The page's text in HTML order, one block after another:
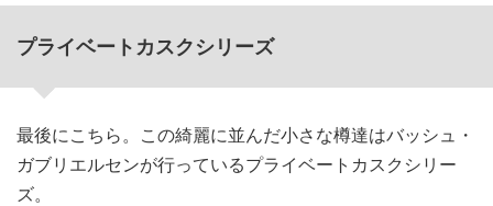
プライベートカスクシリーズ
最後にこちら。この綺麗に並んだ小さな樽達はバッシュ・
ガブリエルセンが行っているプライベートカスクシリー
ズ。